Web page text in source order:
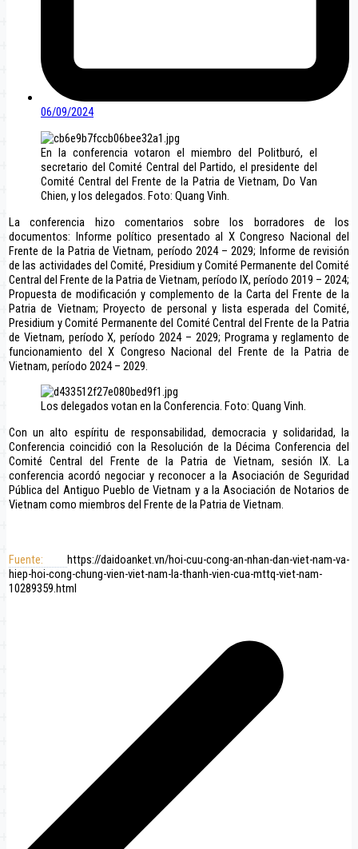
06/09/2024
En la conferencia votaron el miembro del Politburó, el
secretario del Comité Central del Partido, el presidente del
Comité Central del Frente de la Patria de Vietnam, Do Van
Chien, y los delegados. Foto: Quang Vinh.
La conferencia hizo comentarios sobre los borradores de los
documentos: Informe político presentado al X Congreso Nacional del
Frente de la Patria de Vietnam, período 2024 – 2029; Informe de revisión
de las actividades del Comité, Presidium y Comité Permanente del Comité
Central del Frente de la Patria de Vietnam, período IX, período 2019 – 2024;
Propuesta de modificación y complemento de la Carta del Frente de la
Patria de Vietnam; Proyecto de personal y lista esperada del Comité,
Presidium y Comité Permanente del Comité Central del Frente de la Patria
de Vietnam, período X, período 2024 – 2029; Programa y reglamento de
funcionamiento del X Congreso Nacional del Frente de la Patria de
Vietnam, período 2024 – 2029.
Los delegados votan en la Conferencia. Foto: Quang Vinh.
Con un alto espíritu de responsabilidad, democracia y solidaridad, la
Conferencia coincidió con la Resolución de la Décima Conferencia del
Comité Central del Frente de la Patria de Vietnam, sesión IX. La
conferencia acordó negociar y reconocer a la Asociación de Seguridad
Pública del Antiguo Pueblo de Vietnam y a la Asociación de Notarios de
Vietnam como miembros del Frente de la Patria de Vietnam.
Fuente: https://daidoanket.vn/hoi-cuu-cong-an-nhan-dan-viet-nam-va-
hiep-hoi-cong-chung-vien-viet-nam-la-thanh-vien-cua-mttq-viet-nam-
10289359.html